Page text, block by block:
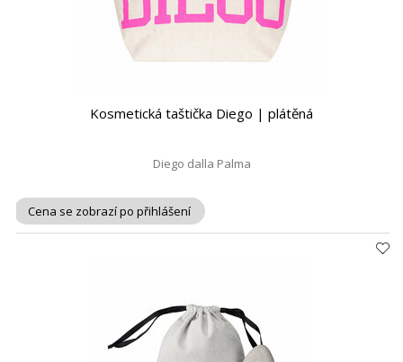
Kosmetická taštička Diego | plátěná
Diego dalla Palma
Cena se zobrazí po přihlášení